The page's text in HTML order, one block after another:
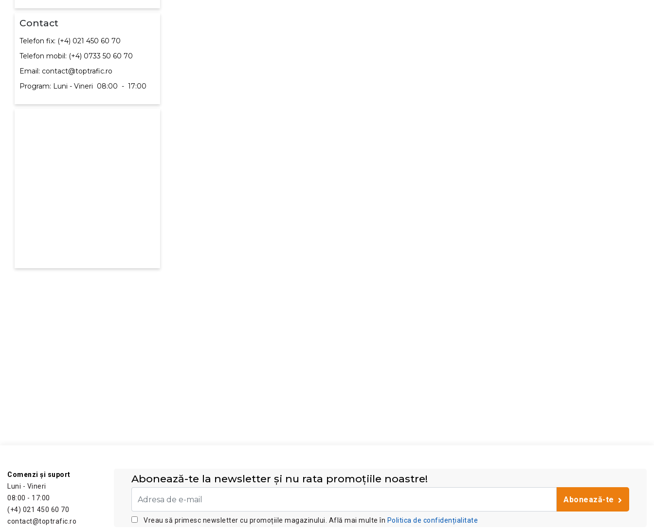
Contact
Telefon fix: (+4) 021 450 60 70
Telefon mobil: (+4) 0733 50 60 70
Email: contact@toptrafic.ro
Program: Luni - Vineri 08:00 - 17:00
Comenzi și suport
Luni - Vineri
08:00 - 17:00
(+4) 021 450 60 70
contact@toptrafic.ro
Abonează-te la newsletter și nu rata promoțiile noastre!
Abonează-te
Vreau să primesc newsletter cu promoțiile magazinului. Află mai multe în Politica de confidențialitate